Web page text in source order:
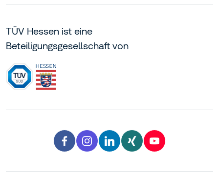
TÜV Hessen ist eine
Beteiligungsgesellschaft von
facebook
Facebook TÜV Hessen
instagram
Instagram TÜV Hessen
linkedin
LinkedIn TÜV Hessen
xing
Xing TÜV Hessen
youtube
YouTube TÜV